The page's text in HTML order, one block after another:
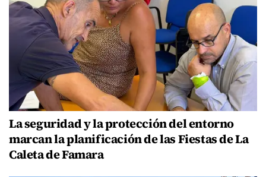
La seguridad y la protección del entorno
marcan la planificación de las Fiestas de La
Caleta de Famara